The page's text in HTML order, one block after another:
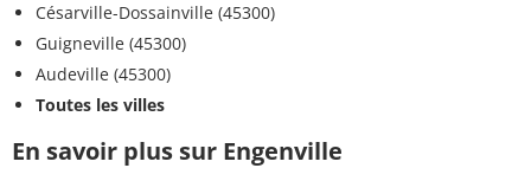
Césarville-Dossainville (45300)
Guigneville (45300)
Audeville (45300)
Toutes les villes
En savoir plus sur Engenville